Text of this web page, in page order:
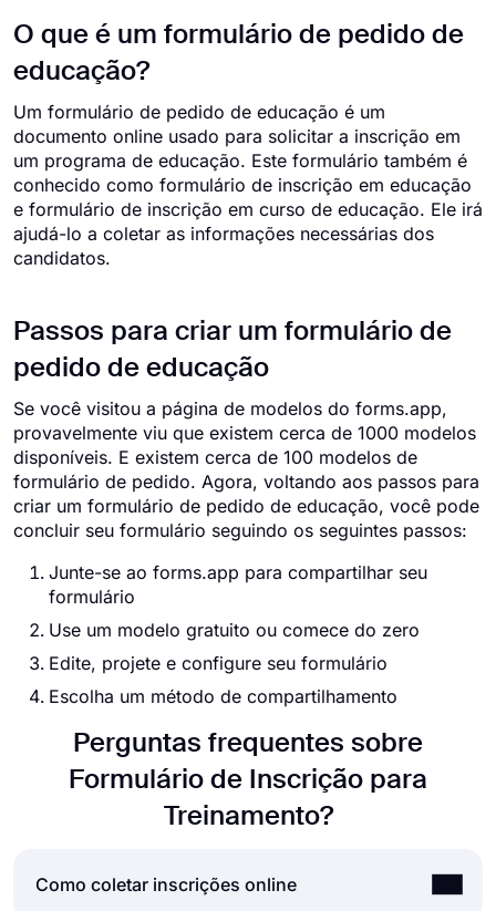
O que é um formulário de pedido de
educação?
Um formulário de pedido de educação é um
documento online usado para solicitar a inscrição em
um programa de educação. Este formulário também é
conhecido como formulário de inscrição em educação
e formulário de inscrição em curso de educação. Ele irá
ajudá-lo a coletar as informações necessárias dos
candidatos.
Passos para criar um formulário de
pedido de educação
Se você visitou a página de modelos do forms.app,
provavelmente viu que existem cerca de 1000 modelos
disponíveis. E existem cerca de 100 modelos de
formulário de pedido. Agora, voltando aos passos para
criar um formulário de pedido de educação, você pode
concluir seu formulário seguindo os seguintes passos:
Junte-se ao forms.app para compartilhar seu
formulário
Use um modelo gratuito ou comece do zero
Edite, projete e configure seu formulário
Escolha um método de compartilhamento
Perguntas frequentes sobre
Formulário de Inscrição para
Treinamento?
Como coletar inscrições online